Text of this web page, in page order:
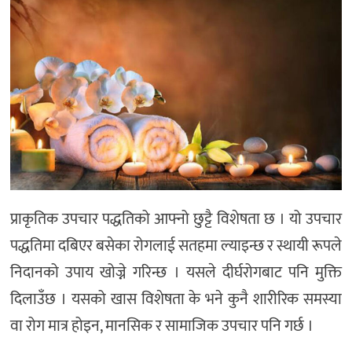
प्राकृतिक उपचार पद्धतिको आफ्नो छुट्टै विशेषता छ । यो उपचार
पद्धतिमा दबिएर बसेका रोगलाई सतहमा ल्याइन्छ र स्थायी रूपले
निदानको उपाय खोज्ने गरिन्छ । यसले दीर्घरोगबाट पनि मुक्ति
दिलाउँछ । यसको खास विशेषता के भने कुनै शारीरिक समस्या
वा रोग मात्र होइन, मानसिक र सामाजिक उपचार पनि गर्छ ।